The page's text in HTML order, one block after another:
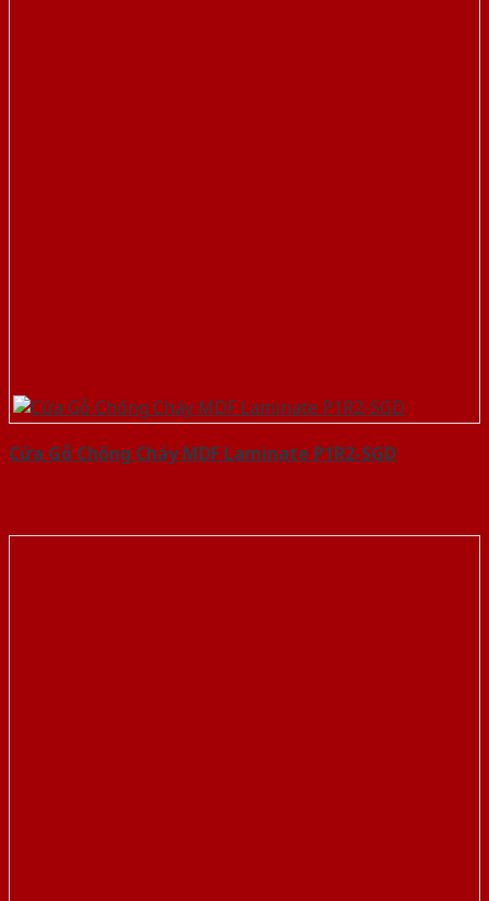
Cửa Gỗ Chống Cháy MDF Laminate P1R2-SGD